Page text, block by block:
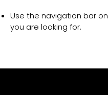
Use the navigation bar
you are looking for.